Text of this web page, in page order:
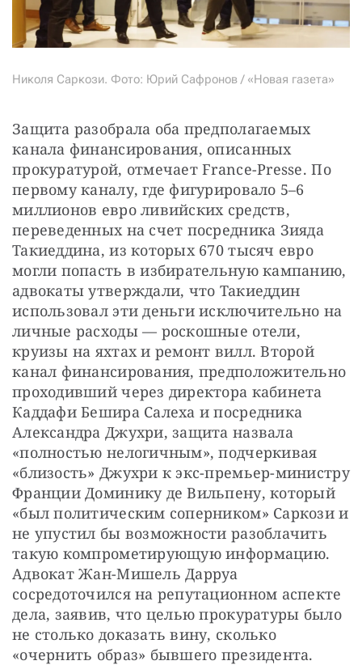
Николя Саркози. Фото: Юрий Сафронов / «Новая газета»
Защита разобрала оба предполагаемых
канала финансирования, описанных
прокуратурой, отмечает France-Presse. По
первому каналу, где фигурировало 5–6
миллионов евро ливийских средств,
переведенных на счет посредника Зияда
Такиеддина, из которых 670 тысяч евро
могли попасть в избирательную кампанию,
адвокаты утверждали, что Такиеддин
использовал эти деньги исключительно на
личные расходы — роскошные отели,
круизы на яхтах и ремонт вилл. Второй
канал финансирования, предположительно
проходивший через директора кабинета
Каддафи Бешира Салеха и посредника
Александра Джухри, защита назвала
«полностью нелогичным», подчеркивая
«близость» Джухри к экс-премьер-министру
Франции Доминику де Вильпену, который
«был политическим соперником» Саркози и
не упустил бы возможности разоблачить
такую компрометирующую информацию.
Адвокат Жан-Мишель Дарруа
сосредоточился на репутационном аспекте
дела, заявив, что целью прокуратуры было
не столько доказать вину, сколько
«очернить образ» бывшего президента.